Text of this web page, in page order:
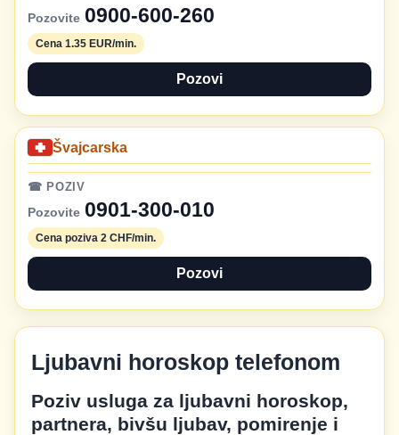
Pozovite 0900-600-260
Cena 1.35 EUR/min.
Pozovi
Švajcarska
☎ POZIV
Pozovite 0901-300-010
Cena poziva 2 CHF/min.
Pozovi
Ljubavni horoskop telefonom
Poziv usluga za ljubavni horoskop,
partnera, bivšu ljubav, pomirenje i